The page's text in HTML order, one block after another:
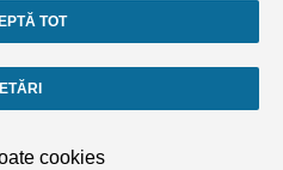
TOT
cookies